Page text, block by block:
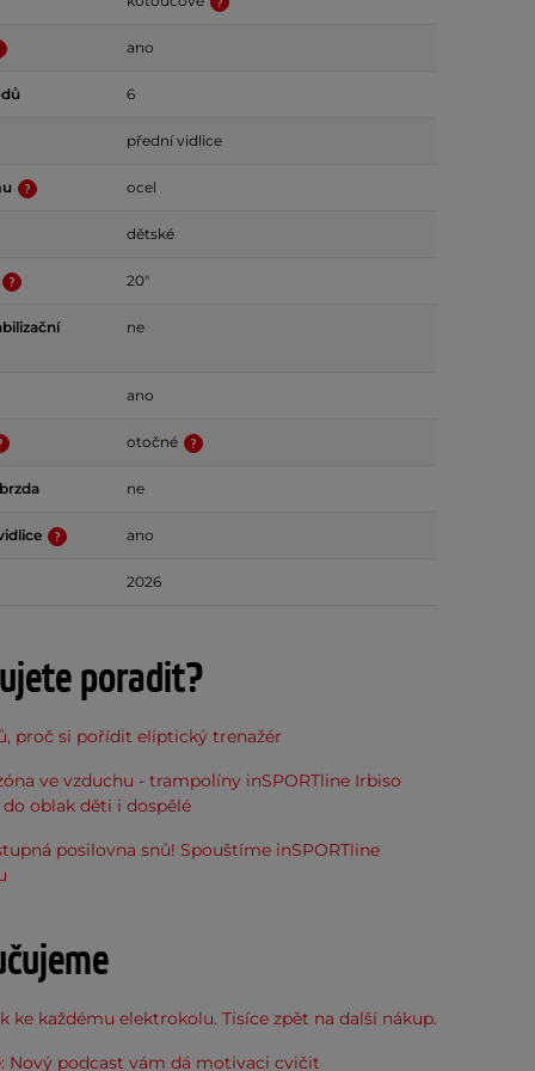
ano
6
přední vidlice
ocel
dětské
20"
ne
ano
otočné
ne
ano
2026
poradit?
proč si pořídit eliptický trenažér
ve vzduchu - trampolíny inSPORTline Irbiso
oblak děti i dospělé
posilovna snů! Spouštíme inSPORTline
ke každému elektrokolu. Tisíce zpět na další nákup.
Nový podcast vám dá motivaci cvičit